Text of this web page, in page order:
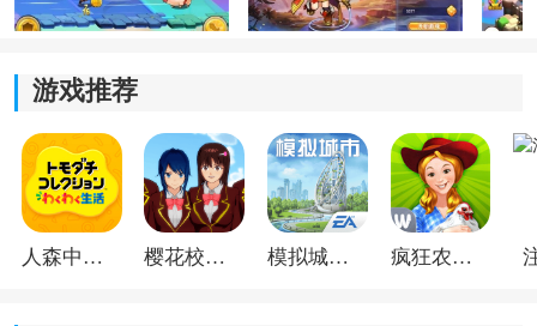
《开心冒险岛》游戏特色：
1.丰富的剧情和任务设计，玩家将扮演一个冒险者，在冒
险的过程中揭开岛屿的秘密，与其他角色进行对话和互
游戏推荐
人森中文版 樱花校园模拟器1.048.00中文版 模拟城市我是巿长联机版 疯狂农场3美国派19